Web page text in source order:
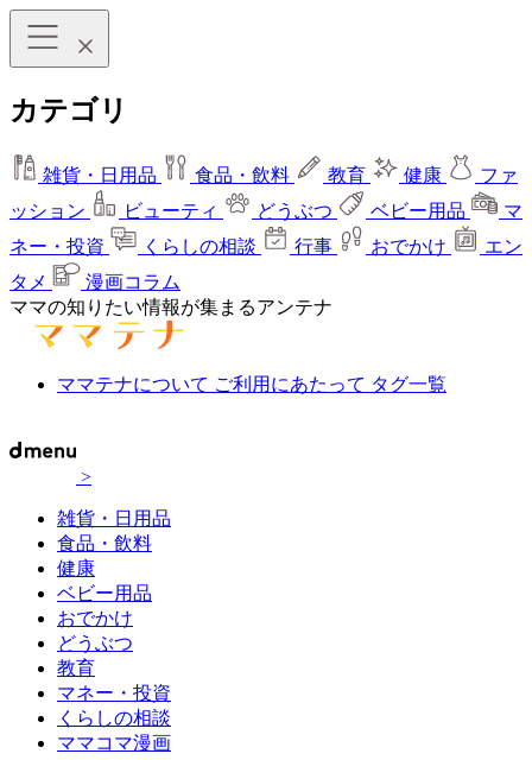
カテゴリ
雑貨・日用品 食品・飲料 教育 健康
ファ
ッション
ビューティ どうぶつ ベビー用品
マ
ネー・投資
くらしの相談 行事 おでかけ
エン
タメ
漫画コラム
ママの知りたい情報が集まるアンテナ
ママテナについて ご利用にあたって タグ一覧
>
雑貨・日用品
食品・飲料
健康
ベビー用品
おでかけ
どうぶつ
教育
マネー・投資
くらしの相談
ママコマ漫画